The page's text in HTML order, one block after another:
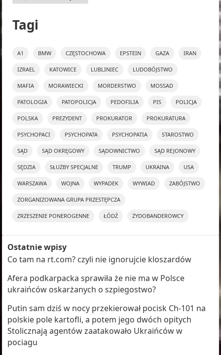
Tagi
A1 BMW CZĘSTOCHOWA EPSTEIN GAZA IRAN
IZRAEL KATOWICE LUBLINIEC LUDOBÓJSTWO
MAFIA MORAWIECKI MORDERSTWO MOSSAD
PATOLOGIA PATOPOLICJA PEDOFILIA PIS POLICJA
POLSKA PREZYDENT PROKURATOR PROKURATURA
PSYCHOPACI PSYCHOPATA PSYCHOPATIA STAROSTWO
SĄD SĄD OKRĘGOWY SĄDOWNICTWO SĄD REJONOWY
SĘDZIA SŁUŻBY SPECJALNE TRUMP UKRAINA USA
WARSZAWA WOJNA WYPADEK WYWIAD ZABÓJSTWO
ZORGANIZOWANA GRUPA PRZESTĘPCZA
ZRZESZENIE PONEROGENNE ŁÓDŹ ŻYDOBANDEROWCY
Ostatnie wpisy
Co tam na rt.com? czyli nie ignorujcie kloszardów
Afera podkarpacka sprawiła że nie ma w Polsce
ukraińców oskarżanych o szpiegostwo?
Putin sam dziś w nocy przekierował pocisk Ch-101 na
polskie pole kartofli, a potem jego dwóch opitych
Stolicznają agentów zaatakowało Ukraińców w
pociagu